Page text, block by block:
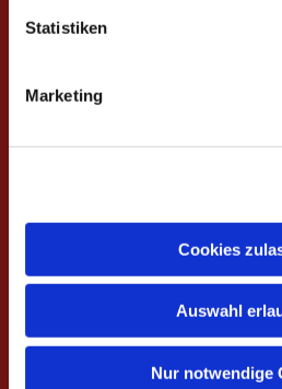
Statistiken
Marketing
Cookies
Auswahl
Nur notwendige
Ehrenamt
Open Mic